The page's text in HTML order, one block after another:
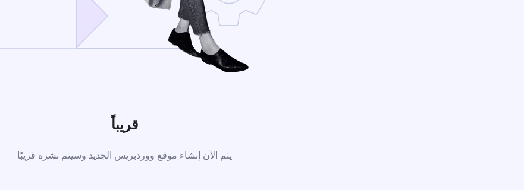
قريباً
يتم الآن إنشاء موقع ووردبريس الجديد وسيتم نشره قريبًا